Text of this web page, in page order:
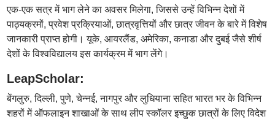
एक-एक सत्र में भाग लेने का अवसर मिलेगा, जिससे उन्हें विभिन्न देशों में
पाठ्यक्रमों, प्रवेश प्रक्रियाओं, छात्रवृत्तियों और छात्र जीवन के बारे में विशेष
जानकारी प्राप्त होगी। यूके, आयरलैंड, अमेरिका, कनाडा और दुबई जैसे शीर्ष
देशों के विश्वविद्यालय इस कार्यक्रम में भाग लेंगे।
LeapScholar:
बेंगलुरु, दिल्ली, पुणे, चेन्नई, नागपुर और लुधियाना सहित भारत भर के विभिन्न
शहरों में ऑफलाइन शाखाओं के साथ लीप स्कॉलर इच्छुक छात्रों के लिए विदेश